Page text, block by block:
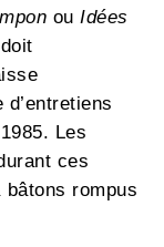
ouIdées
Les
ces
rompus